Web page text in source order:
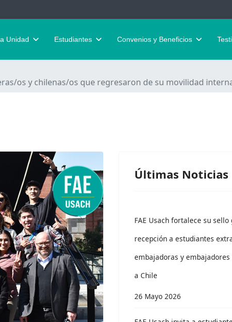
Unidad Estudiantes Convenios y Beneficios
os y chilenas/os que regresaron de su movilidad
Últimas Noticias
FAE Usach fortalece su sello
recepción a estudiantes
embajadoras y
a Chile
26 Mayo 2026